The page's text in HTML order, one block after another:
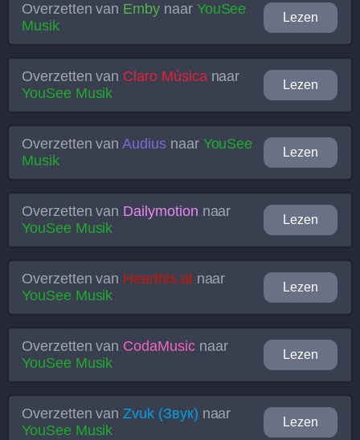
Overzetten van Emby naar YouSee
Musik
Lezen
Overzetten van Claro Músicanaar
YouSee Musik
Lezen
Overzetten vanAudiusnaar YouSee
Musik
Lezen
Overzetten van Dailymotion naar
YouSee Musik
Lezen
Overzetten van Hearthis.atnaar
YouSee Musik
Lezen
Overzetten van CodaMusicnaar
YouSee Musik
Lezen
Overzetten vanZvuk (Звук) naar
YouSee Musik
Lezen